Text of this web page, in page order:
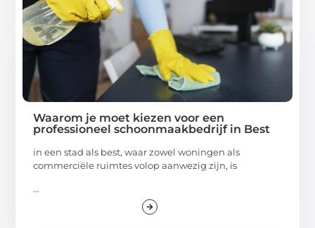
Waarom je moet kiezen voor een
professioneel schoonmaakbedrijf in Best
in een stad als best, waar zowel woningen als
commerciële ruimtes volop aanwezig zijn, is
...